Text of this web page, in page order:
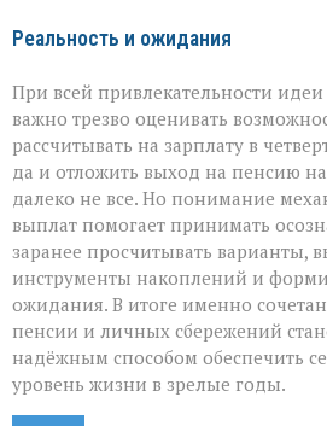
Реальность и ожидания
При всей привлекательности
важно трезво оценивать
рассчитывать на зарплату в
да и отложить выход на пенсию
далеко не все. Но понимание
выплат помогает принимать
заранее просчитывать варианты,
инструменты накоплений и
ожидания. В итоге именно
пенсии и личных сбережений
надёжным способом обеспечить
уровень жизни в зрелые годы.